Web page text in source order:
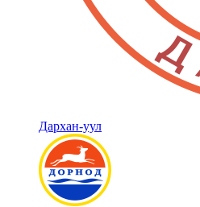
Дархан-уул